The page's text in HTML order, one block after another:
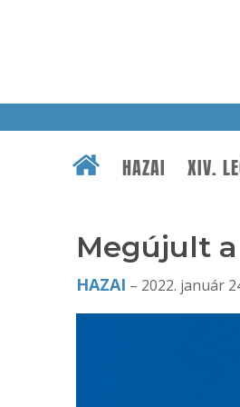
HAZAI XIV.
Megújult
HAZAI – 2022. január